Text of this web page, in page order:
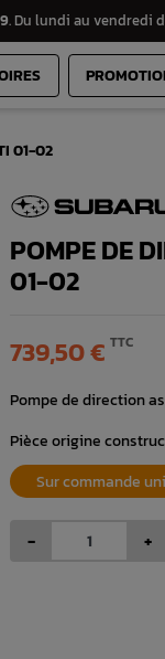
. Du lundi au vendredi
01-02
POMPE DE
01-02
739,50 € TTC
Pompe de direction
Pièce origine
Sur commande
- +